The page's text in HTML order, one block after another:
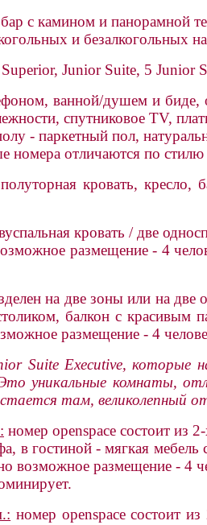
с камином и панорамной
и безалкогольных
Junior Suite, 5 Junior
ванной/душем и биде,
спутниковое TV,
- паркетный пол,
номера отличаются по
кровать,
кровать / две
размещение - 4
на две зоны или на две
балкон с
размещение - 4
Suite Executive, которые
уникальные комнаты,
там, великолепный
номер openspace состоит из
в гостиной - мягкая
возможное размещение - 4
номер openspace состоит